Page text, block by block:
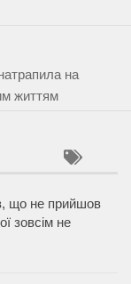
на
життям
що не прийшов
зовсім не